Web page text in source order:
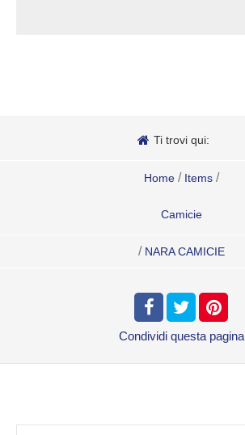
Ti trovi qui:
Home / Items /
Camicie
/ NARA CAMICIE
Condividi questa pagina